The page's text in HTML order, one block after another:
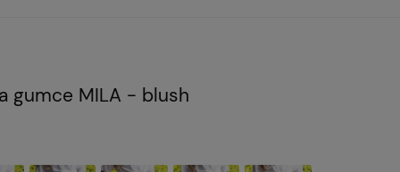
gumce MILA - blush